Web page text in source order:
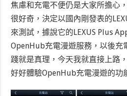
焦慮和充電不便仍是大家所擔心
很好奇，決定以國內剛發表的
來測試，據說它的LEXUS Plus
OpenHub充電漫遊服務，以後充
踐就是真理，今天我就直接上路
好好體驗OpenHub充電漫遊的功